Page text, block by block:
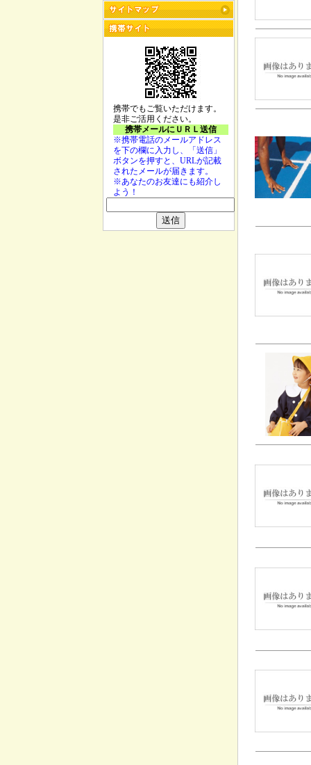
携帯でもご覧いただけます。
是非ご活用ください。
携帯メールにＵＲＬ送信
※携帯電話のメールアドレス
を下の欄に入力し、「送信」
ボタンを押すと、URLが記載
されたメールが届きます。
※あなたのお友達にも紹介し
よう！